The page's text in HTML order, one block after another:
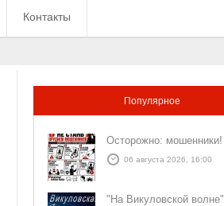
Контакты
Популярное
Осторожно: мошенники!
06 августа 2026, 16:00
"На Викуловской волне"